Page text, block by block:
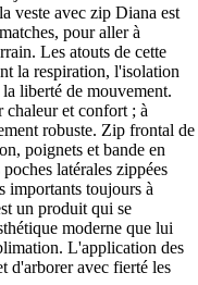
veste avec zip Diana est
pour aller à
Les atouts de cette
la respiration, l'isolation
liberté de mouvement.
chaleur et confort ; à
robuste. Zip frontal de
poignets et bande en
latérales zippées
importants toujours à
un produit qui se
moderne que lui
L'application des
d'arborer avec fierté les